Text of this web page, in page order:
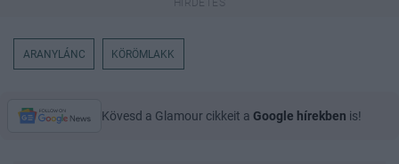
ARANYLÁNC KÖRÖMLAKK
Kövesd a Glamour cikkeit a Google hírekben is!